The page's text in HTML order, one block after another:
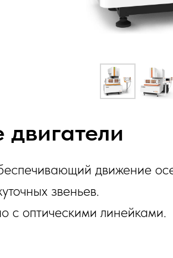
движение
звеньев.
с оптическими линейками.